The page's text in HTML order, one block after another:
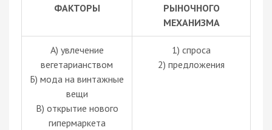
ФАКТОРЫ
РЫНОЧНОГО
МЕХАНИЗМА
А) увлечение
вегетарианством
Б) мода на винтажные
вещи
B) открытие нового
гипермаркета
1) спроса
2) предложения